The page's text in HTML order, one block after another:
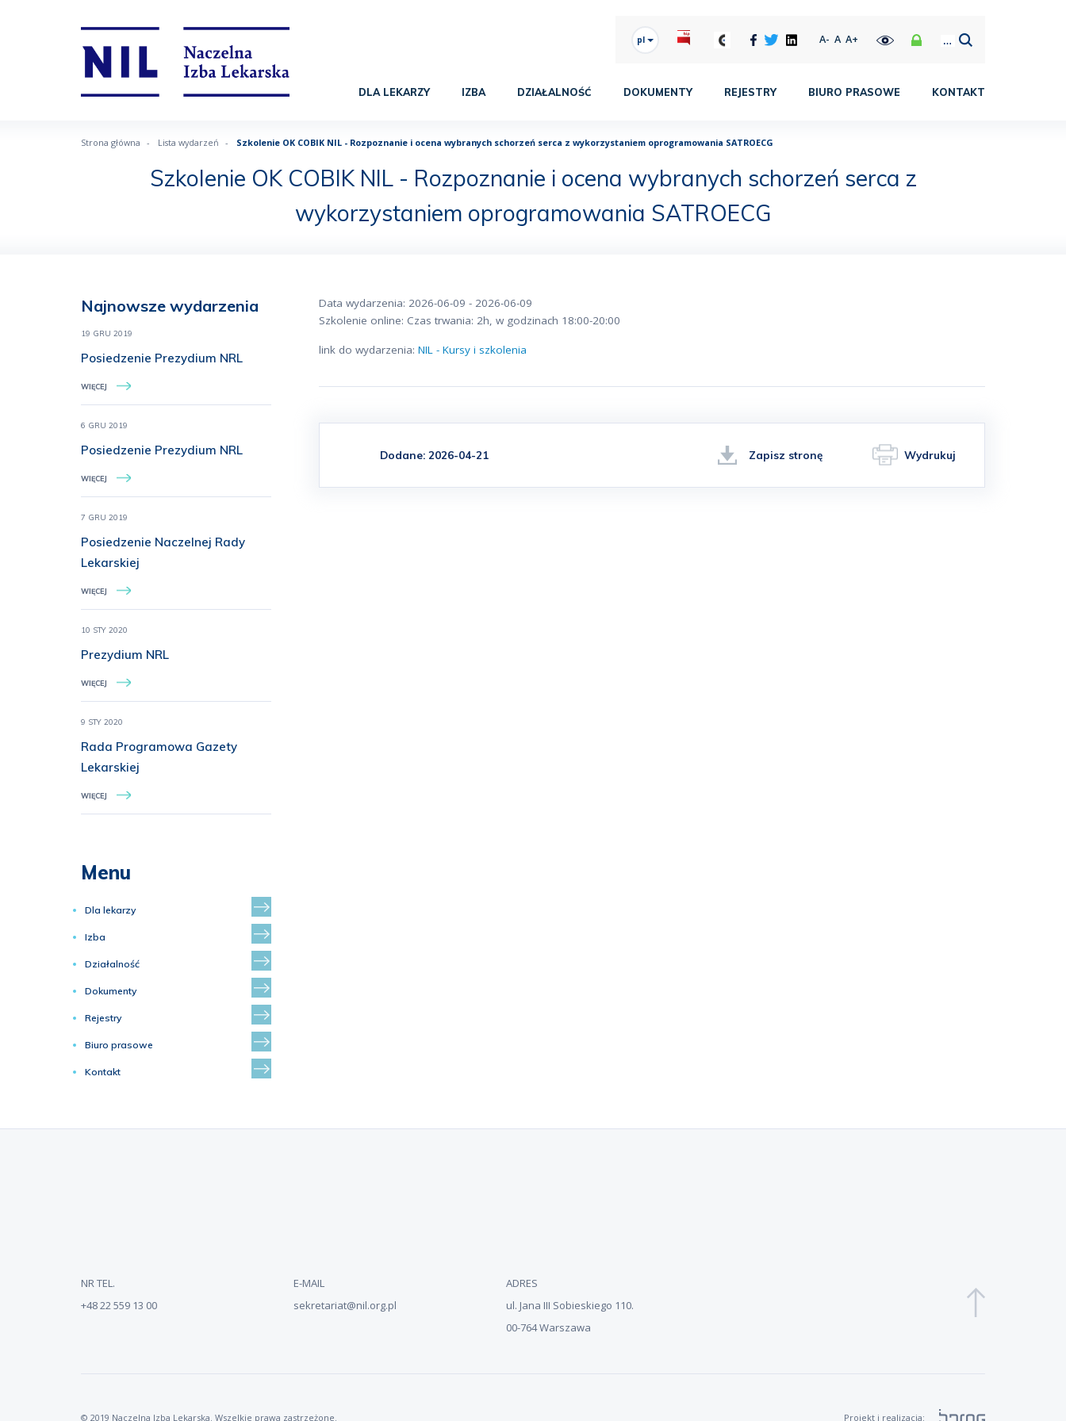
pl A- A A+
DLA LEKARZY IZBA DZIAŁALNOŚĆ DOKUMENTY REJESTRY BIURO PRASOWE KONTAKT
Strona główna Lista wydarzeń Szkolenie OK COBIK NIL - Rozpoznanie i ocena wybranych schorzeń serca z wykorzystaniem oprogramowania SATROECG
Szkolenie OK COBIK NIL - Rozpoznanie i ocena wybranych schorzeń serca z
wykorzystaniem oprogramowania SATROECG
Najnowsze wydarzenia
19 GRU 2019
Posiedzenie Prezydium NRL
WIĘCEJ
6 GRU 2019
Posiedzenie Prezydium NRL
WIĘCEJ
7 GRU 2019
Posiedzenie Naczelnej Rady
Lekarskiej
WIĘCEJ
10 STY 2020
Prezydium NRL
WIĘCEJ
9 STY 2020
Rada Programowa Gazety
Lekarskiej
WIĘCEJ
Menu
Dla lekarzy
Izba
Działalność
Dokumenty
Rejestry
Biuro prasowe
Kontakt
Data wydarzenia: 2026-06-09 - 2026-06-09
Szkolenie online: Czas trwania: 2h, w godzinach 18:00-20:00
link do wydarzenia: NIL - Kursy i szkolenia
Dodane: 2026-04-21 Zapisz stronę Wydrukuj
NR TEL.
+48 22 559 13 00
E-MAIL
sekretariat@nil.org.pl
ADRES
ul. Jana III Sobieskiego 110.
00-764 Warszawa
© 2019 Naczelna Izba Lekarska. Wszelkie prawa zastrzeżone. Projekt i realizacja: